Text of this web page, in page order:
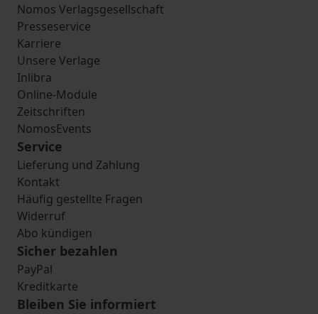
Nomos Verlagsgesellschaft
Presseservice
Karriere
Unsere Verlage
Inlibra
Online-Module
Zeitschriften
NomosEvents
Service
Lieferung und Zahlung
Kontakt
Häufig gestellte Fragen
Widerruf
Abo kündigen
Sicher bezahlen
PayPal
Kreditkarte
Bleiben Sie informiert